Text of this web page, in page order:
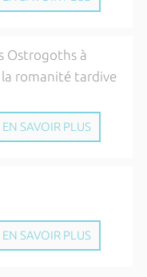
Ostrogoths à
romanité tardive
EN SAVOIR PLUS
EN SAVOIR PLUS